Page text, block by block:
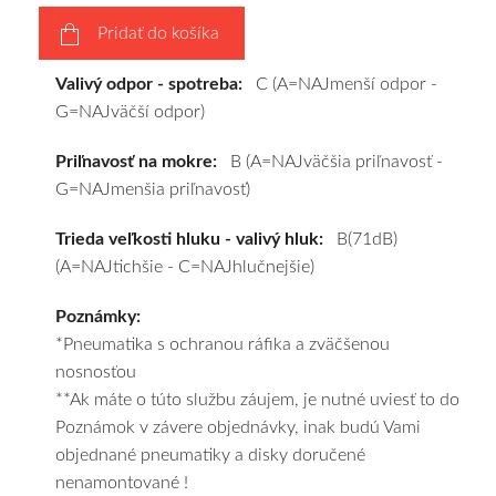
výberu
a
pošleme
zadarmo.
Pridať do košíka
Valivý odpor - spotreba: C (A=NAJmenší odpor -
G=NAJväčší odpor)
Priľnavosť na mokre: B (A=NAJväčšia priľnavosť -
G=NAJmenšia priľnavosť)
Trieda veľkosti hluku - valivý hluk: B(71dB)
(A=NAJtichšie - C=NAJhlučnejšie)
Poznámky:
*Pneumatika s ochranou ráfika a zväčšenou
nosnosťou
**Ak máte o túto službu záujem, je nutné uviesť to do
Poznámok v závere objednávky, inak budú Vami
objednané pneumatiky a disky doručené
nenamontované !